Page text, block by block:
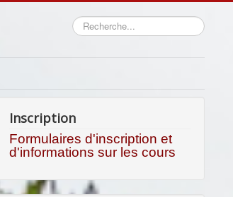
Rechercher
Inscription
Formulaires d'inscription et
d'informations sur les cours